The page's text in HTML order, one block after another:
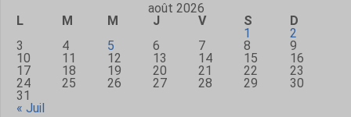
août 2026
L
M M J V S
D
1
2
3
4 5 6 7 8
9
10
11 12 13 14 15
16
17
18 19 20 21 22
23
24
25 26 27 28 29
30
31
« Juil